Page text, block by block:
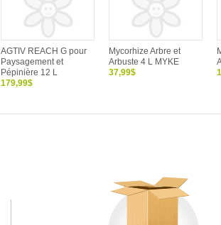
AGTIV REACH G pour
Paysagement et
Pépinière 12 L
179,99$
Mycorhize Arbre et
Arbuste 4 L MYKE
37,99$